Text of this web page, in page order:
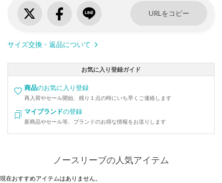
URLをコピー
サイズ交換・返品について
お気に入り登録ガイド
商品のお気に入り登録
再入荷やセール開始、残り１点の時にいち早くご連絡します
マイブランドの登録
新商品やセール等、ブランドのお得な情報をお送りします
ノースリーブの人気アイテム
現在おすすめアイテムはありません。